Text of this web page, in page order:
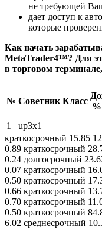
не требующей
дает доступ к
которые
Как начать
MetaTrader4™? Для
в торговом
№ Советник Класс
1
up3x1
краткосрочный 15.85
0.89 краткосрочный
0.24 долгосрочный
0.07 краткосрочный
0.50 краткосрочный
0.66 краткосрочный
0.70 краткосрочный
0.50 краткосрочный
6.02 среднесрочный